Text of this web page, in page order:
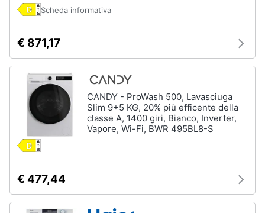
Scheda informativa
€ 871,17
CANDY - ProWash 500, Lavasciuga
Slim 9+5 KG, 20% più efficente della
classe A, 1400 giri, Bianco, Inverter,
Vapore, Wi-Fi, BWR 495BL8-S
€ 477,44